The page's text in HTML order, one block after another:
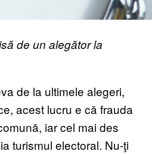
de un alegător la
de la ultimele alegeri,
acest lucru e că frauda
iar cel mai des
turismul electoral. Nu-ţi